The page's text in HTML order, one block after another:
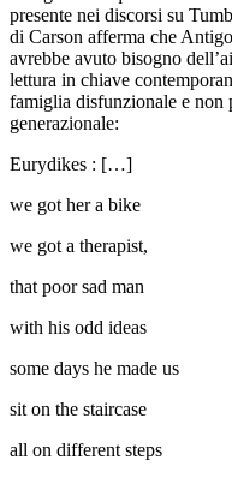
presente nei discorsi su
di Carson afferma che
avrebbe avuto bisogno
lettura in chiave
famiglia disfunzionale e
generazionale:
Eurydikes : […]
we got her a bike
we got a therapist,
that poor sad man
with his odd ideas
some days he made us
sit on the staircase
all on different steps